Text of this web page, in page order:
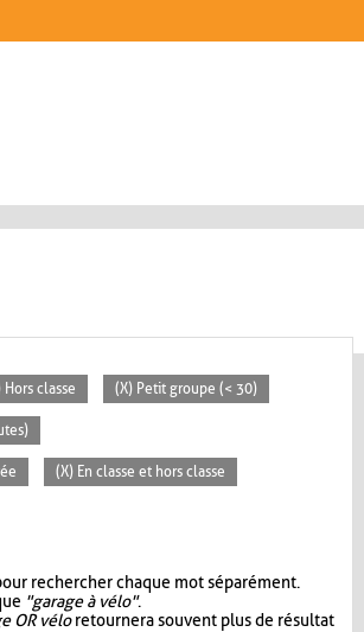
Hors classe (X) Petit groupe (< 30)
(X) En classe et hors classe
rechercher chaque mot séparément.
"garage à vélo".
OR véloretournera souvent plus de résultat